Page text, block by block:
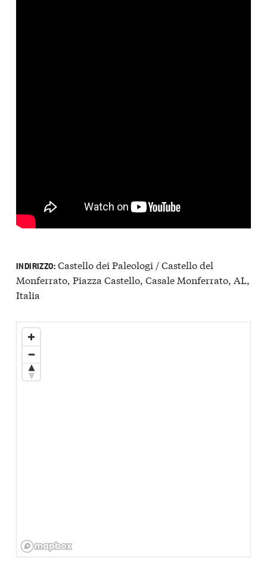
INDIRIZZO:Castello dei Paleologi / Castello del
Monferrato, Piazza Castello, Casale Monferrato, AL,
Italia